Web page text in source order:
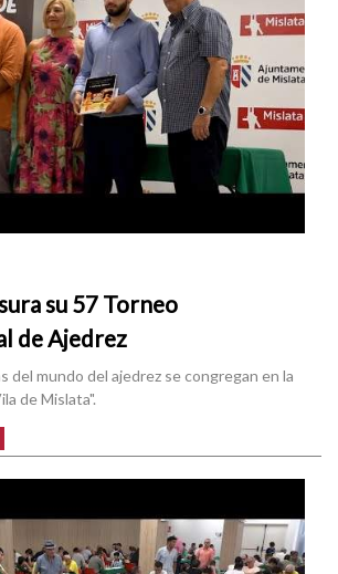
su 57 Torneo
de Ajedrez
del mundo del ajedrez se congregan en la
de Mislata".